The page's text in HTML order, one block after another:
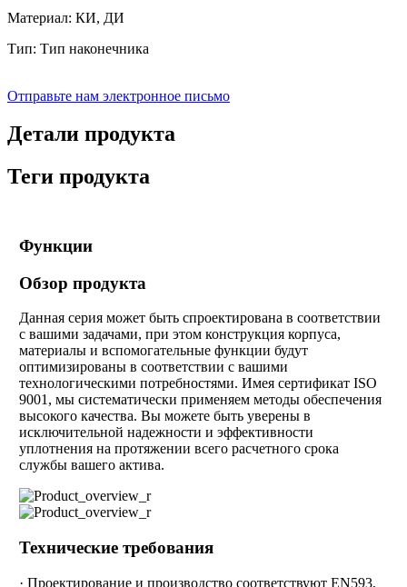
Материал: КИ, ДИ
Тип: Тип наконечника
Отправьте нам электронное письмо
Детали продукта
Теги продукта
Функции
Обзор продукта
Данная серия может быть спроектирована в соответствии
с вашими задачами, при этом конструкция корпуса,
материалы и вспомогательные функции будут
оптимизированы в соответствии с вашими
технологическими потребностями. Имея сертификат ISO
9001, мы систематически применяем методы обеспечения
высокого качества. Вы можете быть уверены в
исключительной надежности и эффективности
уплотнения на протяжении всего расчетного срока
службы вашего актива.
Технические требования
· Проектирование и производство соответствуют EN593,